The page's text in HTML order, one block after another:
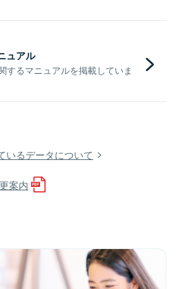
ュアル
するマニュアルを掲載していま
いるデータについて
案内